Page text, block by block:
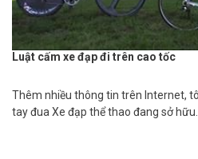
Luật cấm xe đạp đi trên cao tốc
Thêm nhiều thông tin trên Internet,
tay đua Xe đạp thể thao đang sở hữu…